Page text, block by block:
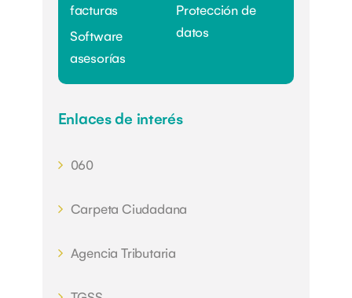
facturas
Software
asesorías
Protección de
datos
Enlaces de interés
060
Carpeta Ciudadana
Agencia Tributaria